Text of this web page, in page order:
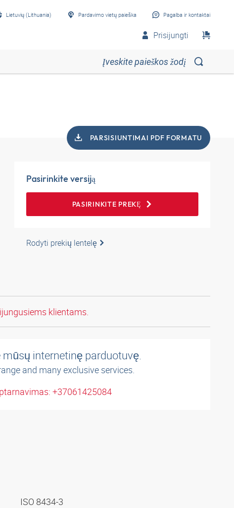
Lietuvių (Lithuania) Pardavimo vietų paieška Pagalba ir kontaktai
Prisijungti
PARSISIUNTIMAI PDF FORMATU
Pasirinkite versiją
PASIRINKITE PREKĘ
Rodyti prekių lentelę
klientams.
internetinę parduotuvę.
and many exclusive services.
+37061425084
ISO 8434-3